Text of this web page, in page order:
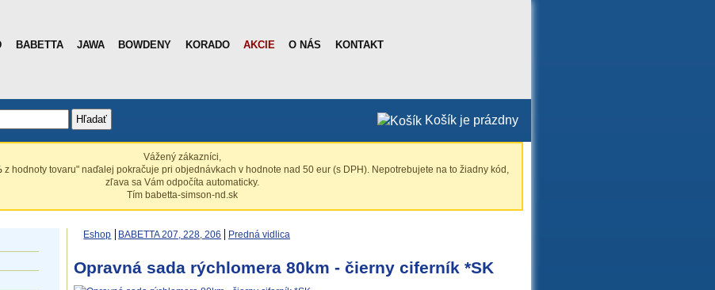
BABETTA JAWA BOWDENY KORADO AKCIE O NÁS KONTAKT
Hľadať Košík je prázdny
Vážený zákazníci,
z hodnoty tovaru" naďalej pokračuje pri objednávkach v hodnote nad 50 eur (s DPH). Nepotrebujete na to žiadny kód,
zľava sa Vám odpočíta automaticky.
Tím babetta-simson-nd.sk
Eshop BABETTA 207, 228, 206 Predná vidlica
Opravná sada rýchlomera 80km - čierny ciferník *SK